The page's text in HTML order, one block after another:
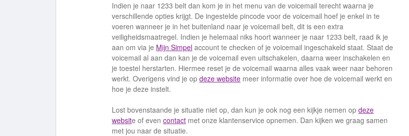
Indien je naar 1233 belt dan kom je in het menu van de voicemail terecht waarna je
verschillende opties krijgt. De ingestelde pincode voor de voicemail hoef je enkel in te
voeren wanneer je in het buitenland naar je voicemail belt, dit is een extra
veiligheidsmaatregel. Indien je helemaal niks hoort wanneer je naar 1233 belt, raad ik je
aan om via je Mijn Simpel account te checken of je voicemail ingeschakeld staat. Staat de
voicemail al aan dan kan je de voicemail even uitschakelen, daarna weer inschakelen en
je toestel herstarten. Hiermee reset je de voicemail waarna alles vaak weer naar behoren
werkt. Overigens vind je op deze website meer informatie over hoe de voicemail werkt en
hoe je deze instelt.
Lost bovenstaande je situatie niet op, dan kun je ook nog een kijkje nemen op deze
website of even contact met onze klantenservice opnemen. Dan kijken we graag samen
met jou naar de situatie.